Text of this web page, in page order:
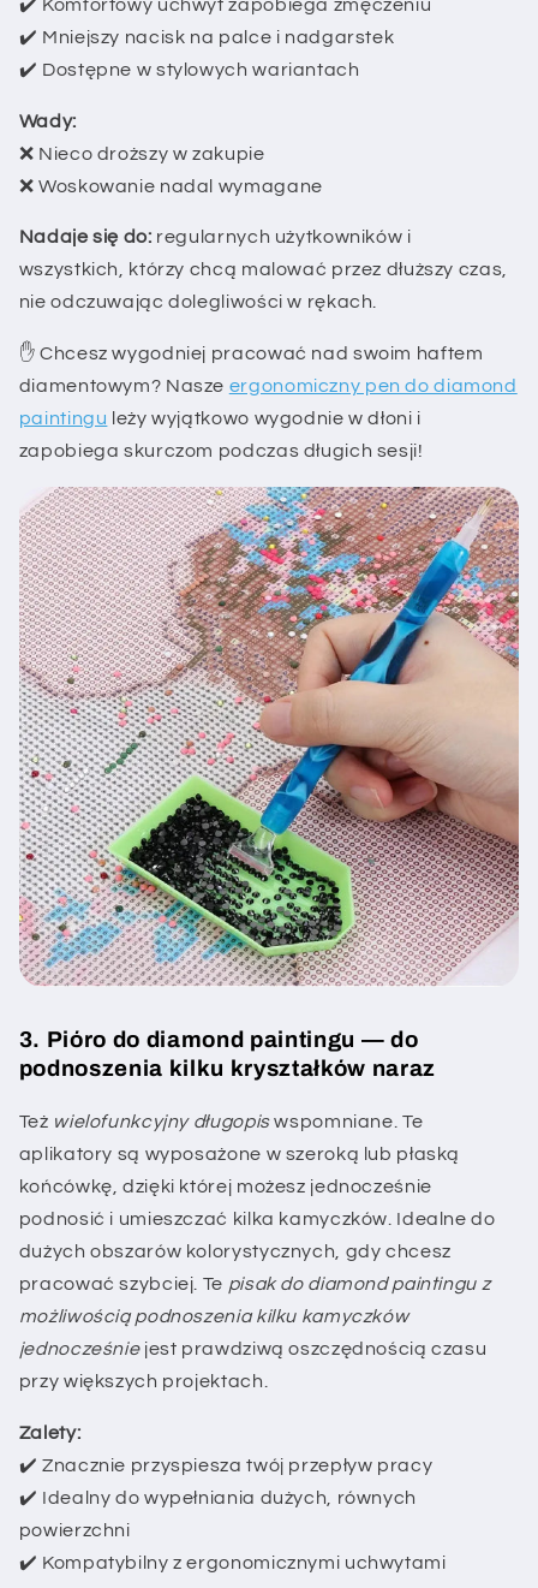
✔️ Komfortowy uchwyt zapobiega zmęczeniu
✔️ Mniejszy nacisk na palce i nadgarstek
✔️ Dostępne w stylowych wariantach
Wady:
❌ Nieco droższy w zakupie
❌ Woskowanie nadal wymagane
Nadaje się do: regularnych użytkowników i
wszystkich, którzy chcą malować przez dłuższy czas,
nie odczuwając dolegliwości w rękach.
✋ Chcesz wygodniej pracować nad swoim haftem
diamentowym? Nasze ergonomiczny pen do diamond
paintingu leży wyjątkowo wygodnie w dłoni i
zapobiega skurczom podczas długich sesji!
3. Pióro do diamond paintingu — do
podnoszenia kilku kryształków naraz
Też wielofunkcyjny długopiswspomniane. Te
aplikatory są wyposażone w szeroką lub płaską
końcówkę, dzięki której możesz jednocześnie
podnosić i umieszczać kilka kamyczków. Idealne do
dużych obszarów kolorystycznych, gdy chcesz
pracować szybciej. Te pisak do diamond paintingu z
możliwością podnoszenia kilku kamyczków
jednocześniejest prawdziwą oszczędnością czasu
przy większych projektach.
Zalety:
✔️ Znacznie przyspiesza twój przepływ pracy
✔️ Idealny do wypełniania dużych, równych
powierzchni
✔️ Kompatybilny z ergonomicznymi uchwytami